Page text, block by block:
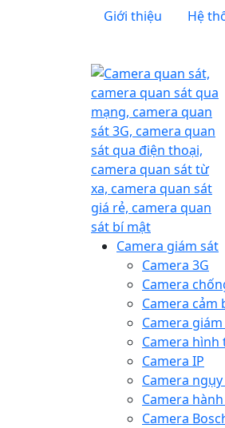
Giới thiệu Hệ
Camera giám sát
Camera 3G
Camera
Camera cảm
Camera
Camera
Camera IP
Camera
Camera
Camera